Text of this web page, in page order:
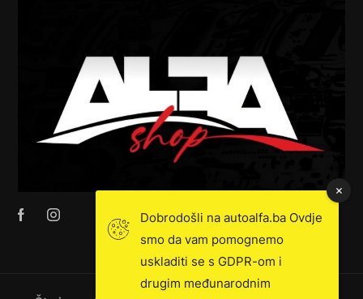
Dobrodošli na autoalfa.ba Ovdje
smo da vam pomognemo
uskladiti se s GDPR-om i
drugim međunarodnim